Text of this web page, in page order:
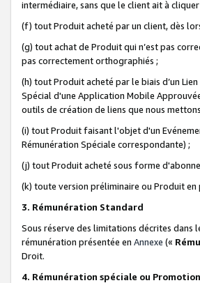
intermédiaire, sans que le client ait à
(f) tout Produit acheté par un client, dès
(g) tout achat de Produit qui n’est pas
pas correctement orthographiés ;
(h) tout Produit acheté par le biais d’un
Spécial d'une Application Mobile
outils de création de liens que nous
(i) tout Produit faisant l'objet d'un
Rémunération Spéciale correspondante) ;
(j) tout Produit acheté sous forme
(k) toute version préliminaire ou Produit
3. Rémunération Standard
Sous réserve des limitations décrites dans
rémunération présentée en Annexe («
Droit.
4. Rémunération spéciale ou